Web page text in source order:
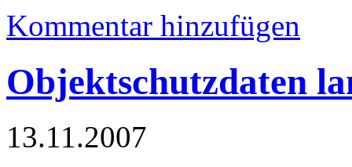
Kommentar hinzufügen
Objektschutzdaten
13.11.2007